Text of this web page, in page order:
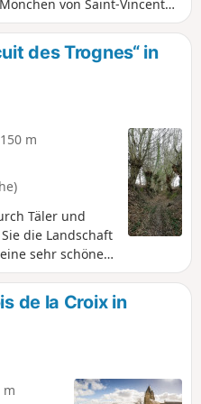
von Saint-Vincent
das hohe Alter des
Kirche, die tagsüber
Qualität ihrer Architektur
im 14. und 15.
umgebautes
wegen ihrer
Jahrhundert, darunter
Bank der
Terrakotta-Flachreliefs
aus dem 18. Jahrhundert
des Trognes“ in
m
Täler und
die Landschaft
sehr schöne
de la Croix in
m